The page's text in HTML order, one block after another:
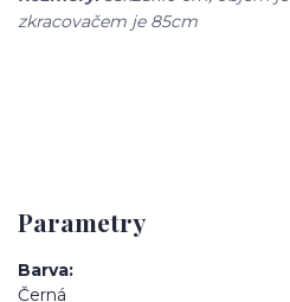
zkracovačem je 85cm
Parametry
Barva
Černá